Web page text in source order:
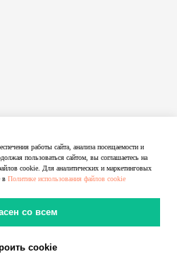
распознавания
работы сайта, анализа посещаемости и
пользоваться сайтом, вы соглашаетесь на
cookie. Для аналитических и маркетинговых
в Политике использования файлов cookie
со всем
cookie